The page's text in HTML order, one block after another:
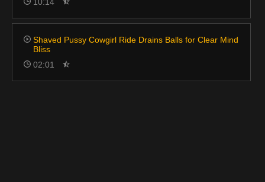
Shaved Pussy Cowgirl Ride Drains Balls for Clear Mind
Bliss
02:01